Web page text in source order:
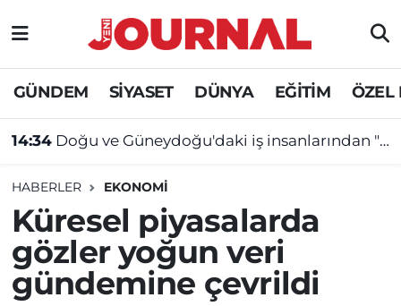
GÜNDEM SİYASET DÜNYA EĞİTİM ÖZEL
14:34 Doğu ve Güneydoğu'daki iş insanlarından "çerçeve yasa"ya destek mesajı
HABERLER EKONOMİ
Küresel piyasalarda
gözler yoğun veri
gündemine çevrildi
GÜNDEM
SİYASET
DÜNYA
EĞİTİM
ÖZEL HABER
Nöbetçi Eczaneler
Hava Durumu
Süper Lig Puan Durumu ve Fikstür
Tüm Manşetler
Son Dakika Haberleri